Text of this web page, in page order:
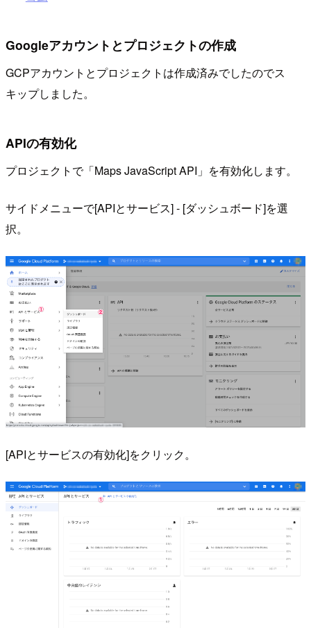
Googleアカウントとプロジェクトの作成
GCPアカウントとプロジェクトは作成済みでしたのでス
キップしました。
APIの有効化
プロジェクトで「Maps JavaScript API」を有効化します。
サイドメニューで[APIとサービス] - [ダッシュボード]を選
択。
[APIとサービスの有効化]をクリック。